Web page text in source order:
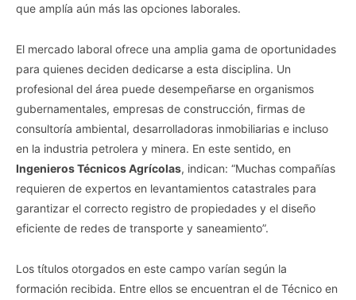
que amplía aún más las opciones laborales.
El mercado laboral ofrece una amplia gama de oportunidades
para quienes deciden dedicarse a esta disciplina. Un
profesional del área puede desempeñarse en organismos
gubernamentales, empresas de construcción, firmas de
consultoría ambiental, desarrolladoras inmobiliarias e incluso
en la industria petrolera y minera. En este sentido, en
Ingenieros Técnicos Agrícolas, indican: “Muchas compañías
requieren de expertos en levantamientos catastrales para
garantizar el correcto registro de propiedades y el diseño
eficiente de redes de transporte y saneamiento”.
Los títulos otorgados en este campo varían según la
formación recibida. Entre ellos se encuentran el de Técnico en